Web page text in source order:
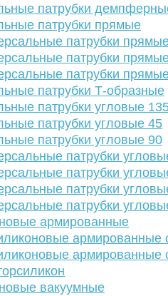
патрубки
патрубки прямые
патрубки
патрубки
патрубки
патрубки Т-образные
патрубки угловые
патрубки угловые 45
патрубки угловые 90
патрубки
патрубки
патрубки
патрубки
армированные
армированные
армированные
вакуумные